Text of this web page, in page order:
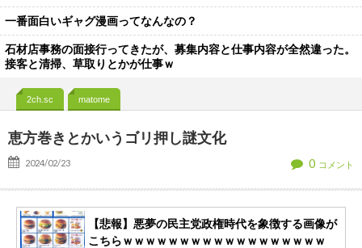
一番面白いギャグ漫画ってなんなの？
石材店事務の面接行ってきたが、募集内容と仕事内容が全然違った。
接客と清掃、草取りとかが仕事ｗ
2ch.sc matome
恵方巻きとかいうゴリ押し謎文化
2024/02/23 0 コメント
【悲報】悪夢の民主党政権時代を象徴する画像が
こちらｗｗｗｗｗｗｗｗｗｗｗｗｗｗｗｗｗｗ